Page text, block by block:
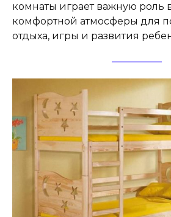
комнаты играет важную роль
комфортной атмосферы для
отдыха, игры и развития